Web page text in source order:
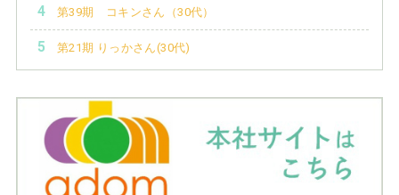
第39期 コキンさん（30代）
第21期 りっかさん(30代)